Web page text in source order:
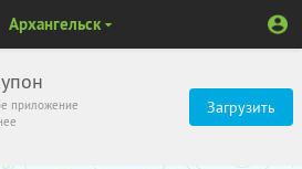
приложение
Загрузить
Архангельск